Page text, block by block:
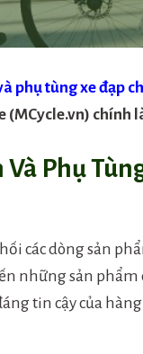
phụ tùng xe đạp
chính
Phụ
các dòng sản
những sản
tin cậy của